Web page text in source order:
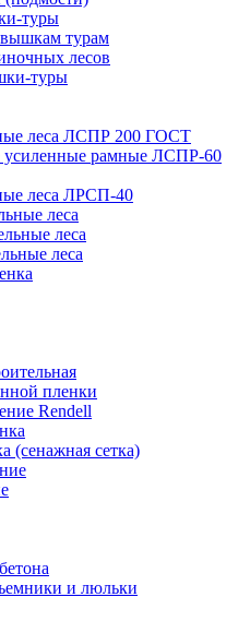
туры
турам
лесов
туры
леса ЛСПР 200 ГОСТ
усиленные рамные ЛСПР-60
леса ЛРСП-40
леса
леса
леса
пленки
Rendell
(сенажная сетка)
и люльки